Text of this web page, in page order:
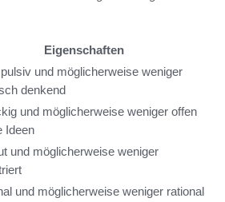
Eigenschaften
und möglicherweise weniger
denkend
und möglicherweise weniger offen
Ideen
und möglicherweise weniger
und möglicherweise weniger rational